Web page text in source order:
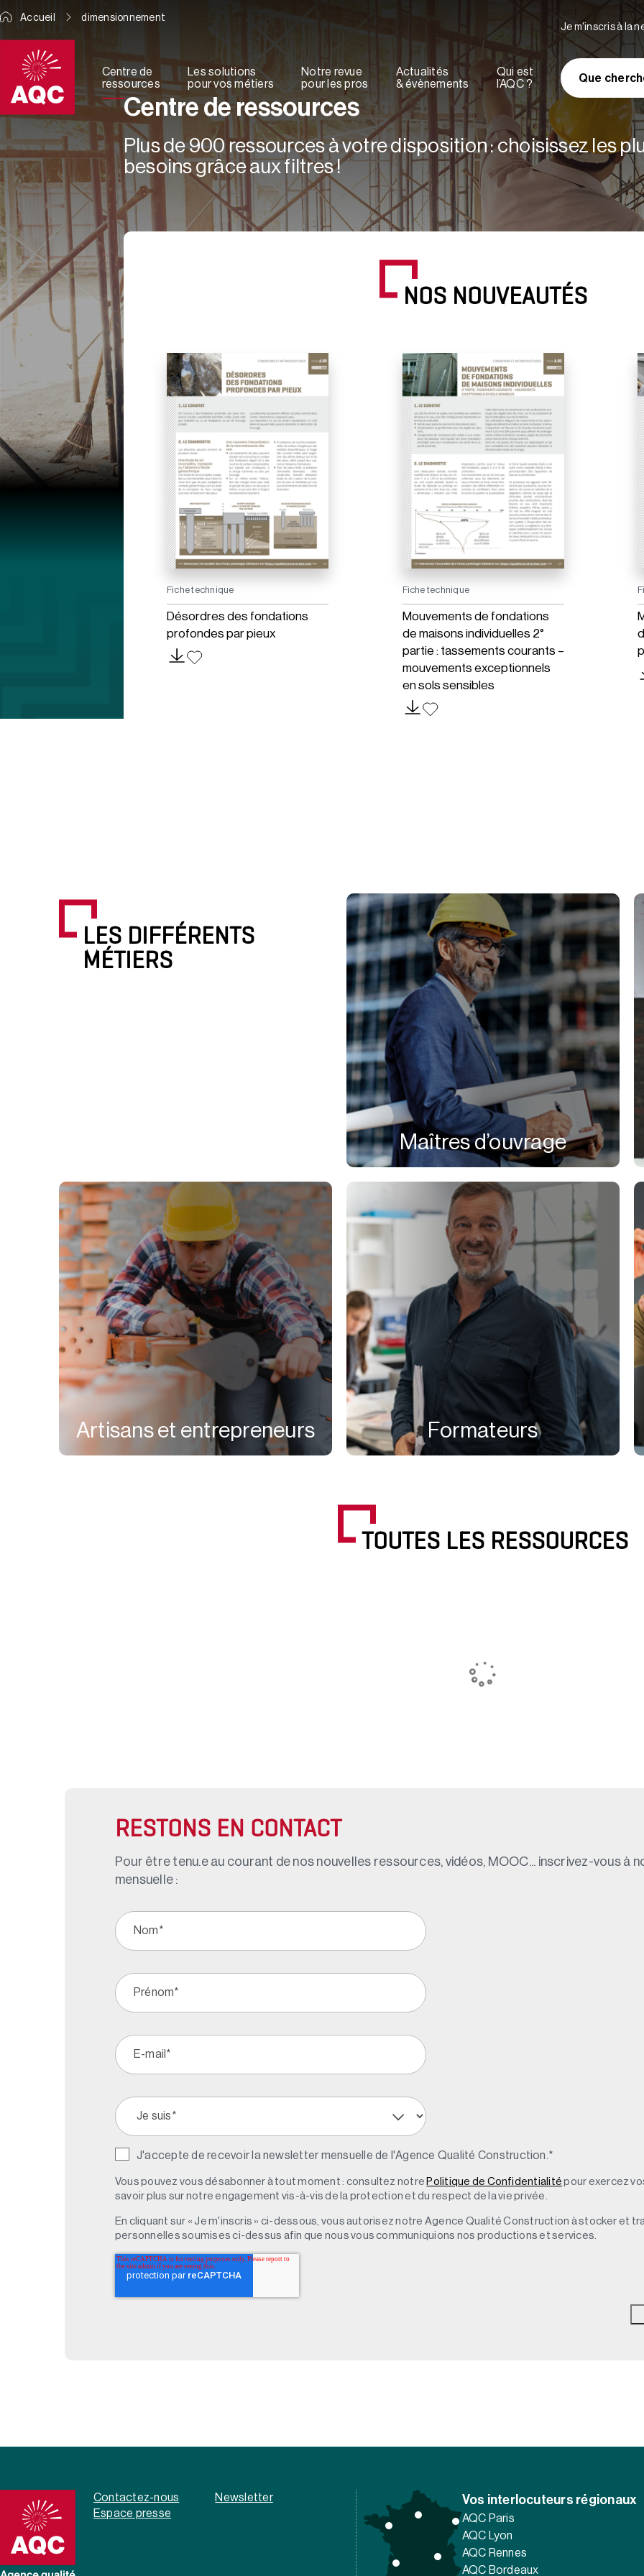
Centre de
ressources
Les solutions
pour vos métiers
Notre revue
pour les pros
Actualités
& évènements
Qui est
l’AQC ?
Je m'inscris à la
Que
Accueil dimensionnement
Centre de ressources
Plus de 900 ressources à votre disposition : choisissez les
besoins grâce aux filtres !
NOS NOUVEAUTÉS
Fiche technique
Désordres des fondations
profondes par pieux
Fiche technique
Mouvements de fondations
de maisons individuelles 2°
partie : tassements courants –
mouvements exceptionnels
en sols sensibles
LES DIFFÉRENTS
MÉTIERS
Maîtres d’ouvrage
Artisans et entrepreneurs Formateurs
TOUTES LES RESSOURCES
RESTONS EN CONTACT
Pour être tenu.e au courant de nos nouvelles ressources, vidéos, MOOC... inscrivez-vous à
mensuelle :
J'accepte de recevoir la newsletter mensuelle de l'Agence Qualité Construction.*
Vous pouvez vous désabonner à tout moment : consultez notre Politique de Confidentialité pour exercez
savoir plus sur notre engagement vis-à-vis de la protection et du respect de la vie privée.
En cliquant sur « Je m'inscris » ci-dessous, vous autorisez notre Agence Qualité Construction à stocker et
personnelles soumises ci-dessus afin que nous vous communiquions nos productions et services.
Contactez-nous
Newsletter
Espace presse
Vos interlocuteurs régionaux
AQC Paris
AQC Lyon
AQC Rennes
AQC Bordeaux